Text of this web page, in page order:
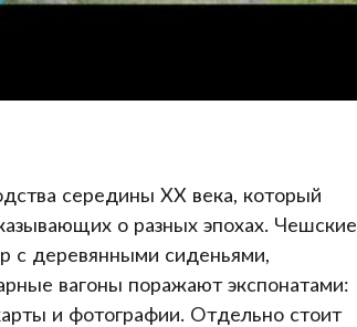
середины XX века, который
о разных эпохах. Чешские
с деревянными сиденьями,
вагоны поражают экспонатами:
и фотографии. Отдельно стоит